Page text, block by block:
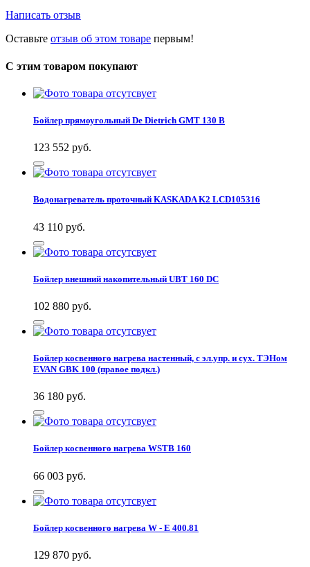
Написать отзыв
Оставьте отзыв об этом товаре первым!
С этим товаром покупают
Бойлер прямоугольный De Dietrich GMT 130 B
123 552 руб.
Водонагреватель проточный KASKADA K2 LCD105316
43 110 руб.
Бойлер внешний накопительный UBT 160 DC
102 880 руб.
Бойлер косвенного нагрева настенный, с эл.упр. и сух. ТЭНом
EVAN GBK 100 (правое подкл.)
36 180 руб.
Бойлер косвенного нагрева WSTB 160
66 003 руб.
Бойлер косвенного нагрева W - E 400.81
129 870 руб.